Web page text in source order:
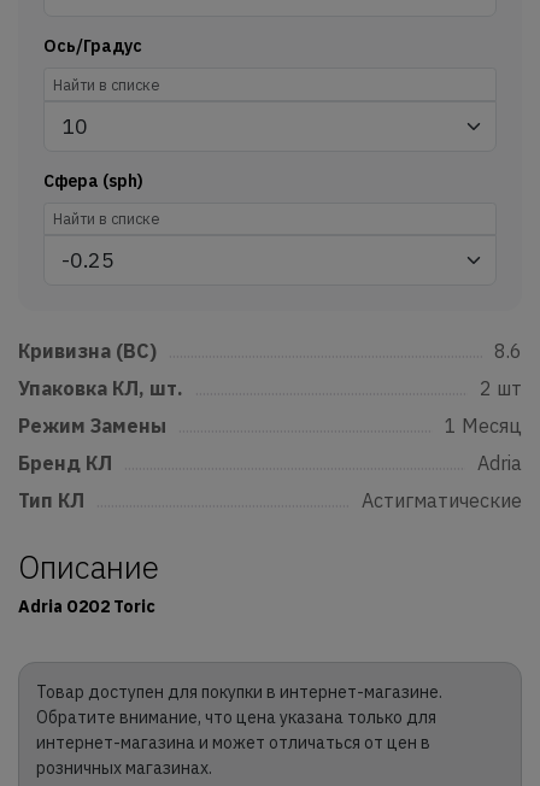
Ось/Градус
Сфера (sph)
Кривизна (BC)
8.6
Упаковка КЛ, шт.
2 шт
Режим Замены
1 Месяц
Бренд КЛ
Adria
Тип КЛ
Астигматические
Описание
Adria O2O2 Toric
Товар доступен для покупки в интернет-магазине.
Обратите внимание, что цена указана только для
интернет-магазина и может отличаться от цен в
розничных магазинах.